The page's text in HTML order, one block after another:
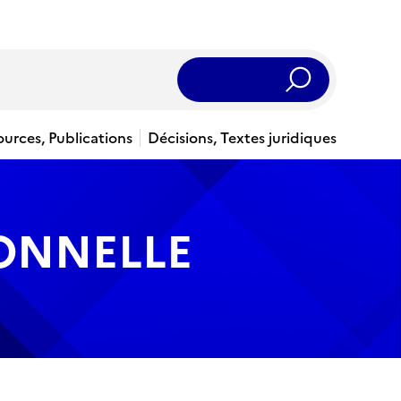
Rechercher
Publications
Décisions, Textes juridiques